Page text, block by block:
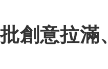
創意拉滿